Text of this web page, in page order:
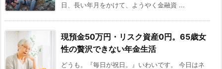
日、長い年月をかけて、ようやく金融資 ...
現預金50万円・リスク資産0円。65歳女
性の贅沢できない年金生活
どうも。『毎日が祝日。』いわいです。 今日はネ